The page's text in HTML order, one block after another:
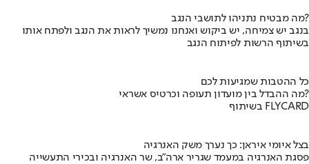
מה מבטיח נתניהו לתושבי הנגב?
בנגב יש צמיחה, יש ביקוש ואנחנו נמשיך לראות את הנגב ולפתח אותו
בשיתוף הרשות לפיתוח הנגב
כל ההטבות שמגיעות לכם
מה ההבדל בין מועדון תעופה וכרטיס אשראי?
בשיתוף FLYCARD
בצל איומי איראן: כך נערך משק האנרגיה
פסגת האנרגיה במעמד שגריר ארה"ב, שר האנרגיה ובכירי התעשייה